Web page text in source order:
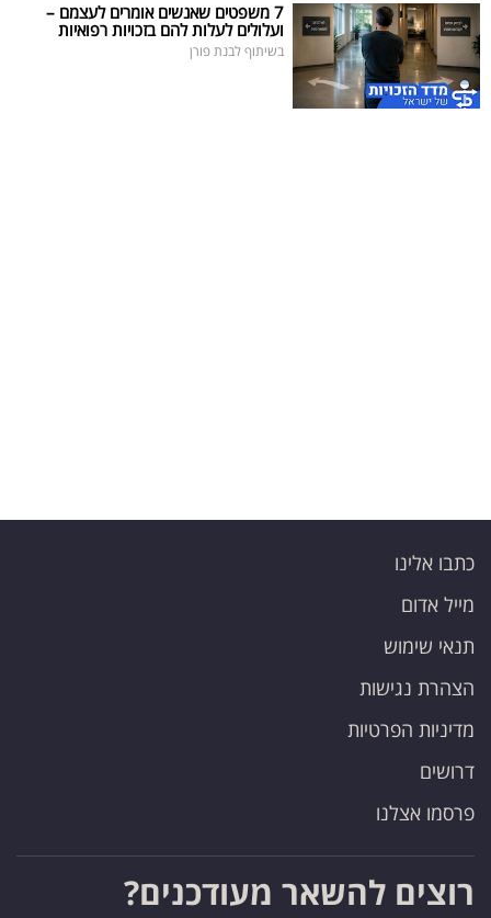
7 משפטים שאנשים אומרים לעצמם –
ועלולים לעלות להם בזכויות רפואיות
בשיתוף לבנת פורן
כתבו אלינו
מייל אדום
תנאי שימוש
הצהרת נגישות
מדיניות הפרטיות
דרושים
פרסמו אצלנו
רוצים להשאר מעודכנים?